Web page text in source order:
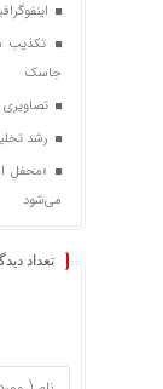
اینفوگرافیک؛ اعزام ۲۱
تکذیب
جاسک
تصاویری
رشد
«محفل
می‌شود
تعداد